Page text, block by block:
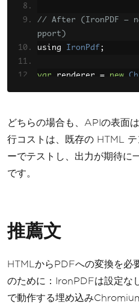
// After (IronPDF —
pport)
using IronPdf ;
var renderer = new
tml);
どちらの場合も、APIの表面
行コストは、既存の HTML
ーでテストし、出力が期待に
です。
推薦文
HTMLからPDFへの変換を必
のために：IronPDFは設定な
で動作する埋め込み